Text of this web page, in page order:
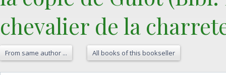
chevalier de la
From same author ... All books of this bookseller